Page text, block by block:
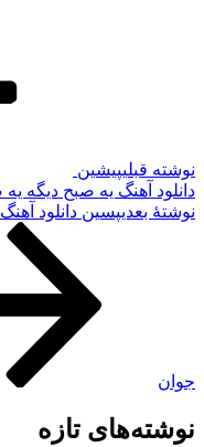
نوشته قبلیپیشین
دانلود آهنگ یه صبح دیگه
نوشته‌ٔ بعدیپسین دانلود
جوان
نوشته‌های تازه